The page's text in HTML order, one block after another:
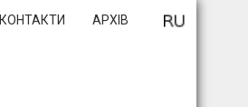
КОНТАКТИ АРХІВ